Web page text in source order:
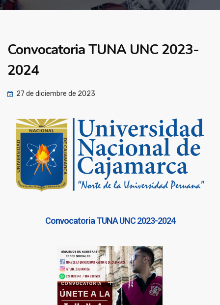
Convocatoria TUNA UNC 2023-
2024
27 de diciembre de 2023
Convocatoria TUNA UNC 2023-2024